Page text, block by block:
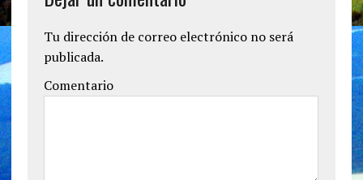
Tu dirección de correo electrónico no será
publicada.
Comentario